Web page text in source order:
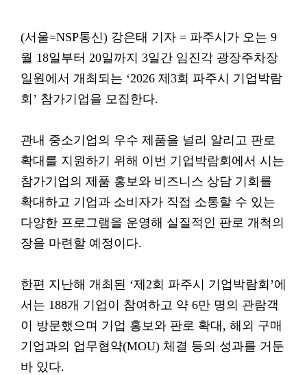
(서울=NSP통신) 강은태 기자 = 파주시가 오는 9
월 18일부터 20일까지 3일간 임진각 광장주차장
일원에서 개최되는 ‘2026 제3회 파주시 기업박람
회’ 참가기업을 모집한다.
관내 중소기업의 우수 제품을 널리 알리고 판로
확대를 지원하기 위해 이번 기업박람회에서 시는
참가기업의 제품 홍보와 비즈니스 상담 기회를
확대하고 기업과 소비자가 직접 소통할 수 있는
다양한 프로그램을 운영해 실질적인 판로 개척의
장을 마련할 예정이다.
한편 지난해 개최된 ‘제2회 파주시 기업박람회’에
서는 188개 기업이 참여하고 약 6만 명의 관람객
이 방문했으며 기업 홍보와 판로 확대, 해외 구매
기업과의 업무협약(MOU) 체결 등의 성과를 거둔
바 있다.